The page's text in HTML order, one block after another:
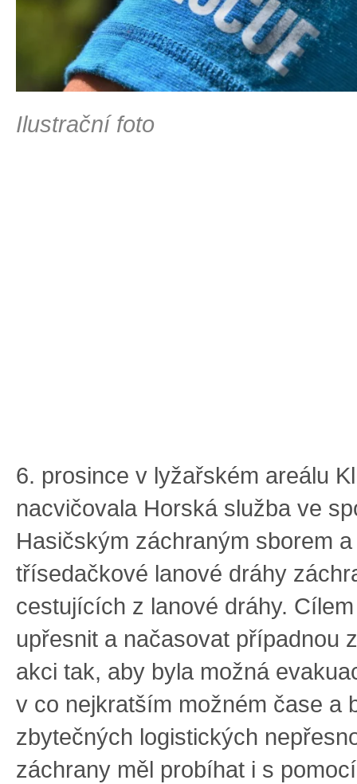
Ilustrační foto
6. prosince v lyžařském areálu
nacvičovala Horská služba ve
Hasičským záchraným sborem
třísedačkové lanové dráhy
cestujících z lanové dráhy.
upřesnit a načasovat případnou
akci tak, aby byla možná
v co nejkratším možném čase a
zbytečných logistických
záchrany měl probíhat i s